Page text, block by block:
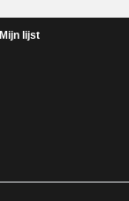
Mijn lijst